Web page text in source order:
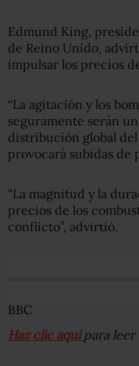
Edmund King,
de Reino Unido,
impulsar los precios
“La agitación y los
seguramente serán
distribución global
provocará subidas de
“La magnitud y la
precios de los
conflicto”, advirtió.
BBC
Haz clic aquípara leer